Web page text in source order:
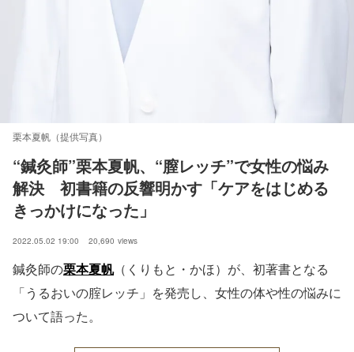
栗本夏帆（提供写真）
“鍼灸師”栗本夏帆、“膣レッチ”で女性の悩み
解決　初書籍の反響明かす「ケアをはじめる
きっかけになった」
2022.05.02 19:00 20,690 views
鍼灸師の栗本夏帆（くりもと・かほ）が、初著書となる
「うるおいの腟レッチ」を発売し、女性の体や性の悩みに
ついて語った。